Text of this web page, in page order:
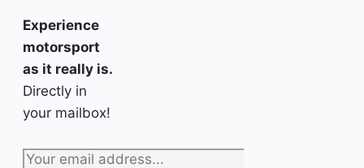
Experience
motorsport
as it really is.
Directly in
your mailbox!